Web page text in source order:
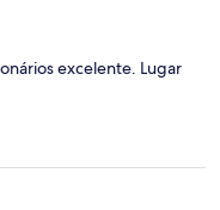
excelente. Lugar